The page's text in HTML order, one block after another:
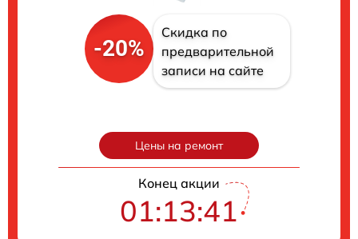
-20%
Скидка по
предварительной
записи на сайте
Цены на ремонт
Конец акции
01:13:40